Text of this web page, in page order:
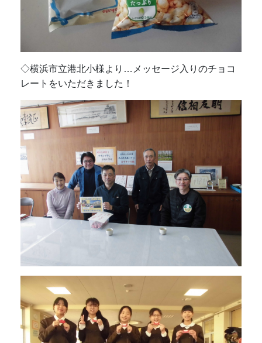
◇横浜市立港北小様より…メッセージ入りのチョコ
レートをいただきました！